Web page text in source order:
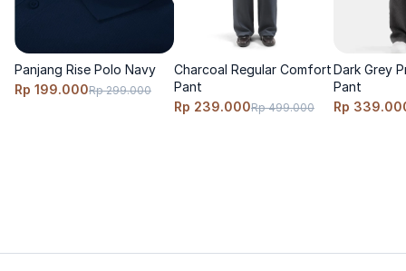
Saran ukuran: true-to-size; naik 1 size bila ingin lebih relaxed.
Model menggunakan size S, tinggi 170cm, berat 60 Kg
Care
Cuci dingin, balik sisi dalam, jangan pakai pemutih, jemur
Panjang Rise Polo Navy
Rp 199.000Rp 299.000
Charcoal Regular Comfort
Pant
Rp 239.000Rp 499.000
Dark Grey
Pant
Rp